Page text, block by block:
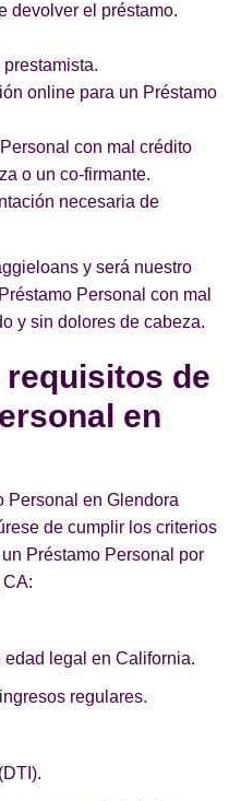
devolver el préstamo.
online para un Préstamo
con mal crédito
o un co-firmante.
necesaria de
y será nuestro
Personal con mal
y sin dolores de cabeza.
de
en
Personal en Glendora
de cumplir los criterios
Préstamo Personal por
CA:
legal en California.
regulares.